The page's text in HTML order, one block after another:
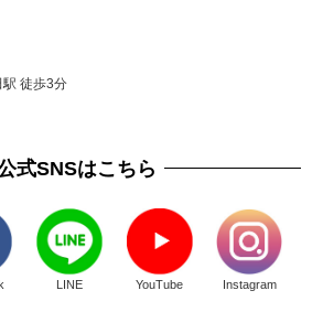
徒歩3分
式SNSはこちら
LINE YouTube Instagram